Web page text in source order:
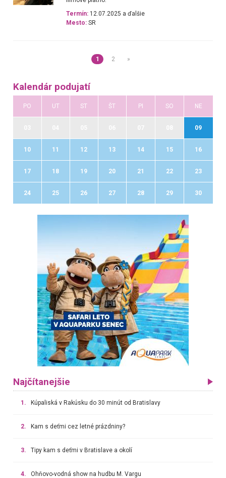
Termín: 12.07.2025 a ďalšie
Mesto: SR
1 2 »
Kalendár podujatí
PO UT ST ŠT PI SO NE
09
10 11 12 13 14 15 16
17 18 19 20 21 22 23
24 25 26 27 28 29 30
Najčítanejšie
1. Kúpaliská v Rakúsku do 30 minút od Bratislavy
2. Kam s deťmi cez letné prázdniny?
3. Tipy kam s deťmi v Bratislave a okolí
4. Ohňovo-vodná show na hudbu M. Vargu